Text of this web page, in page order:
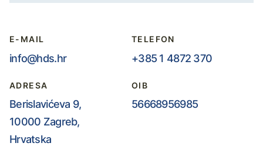
E-MAIL
info@hds.hr
TELEFON
+385 1 4872 370
ADRESA
Berislavićeva 9,
10000 Zagreb,
Hrvatska
OIB
56668956985